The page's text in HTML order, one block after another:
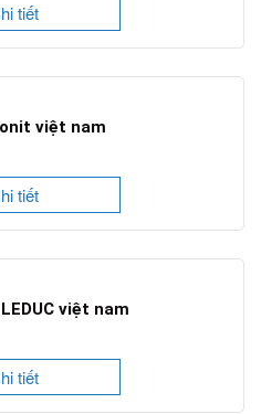
tiết
việt nam
tiết
việt nam
tiết